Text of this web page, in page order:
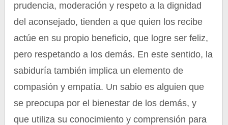
prudencia, moderación y respeto a la dignidad
del aconsejado, tienden a que quien los recibe
actúe en su propio beneficio, que logre ser feliz,
pero respetando a los demás. En este sentido, la
sabiduría también implica un elemento de
compasión y empatía. Un sabio es alguien que
se preocupa por el bienestar de los demás, y
que utiliza su conocimiento y comprensión para